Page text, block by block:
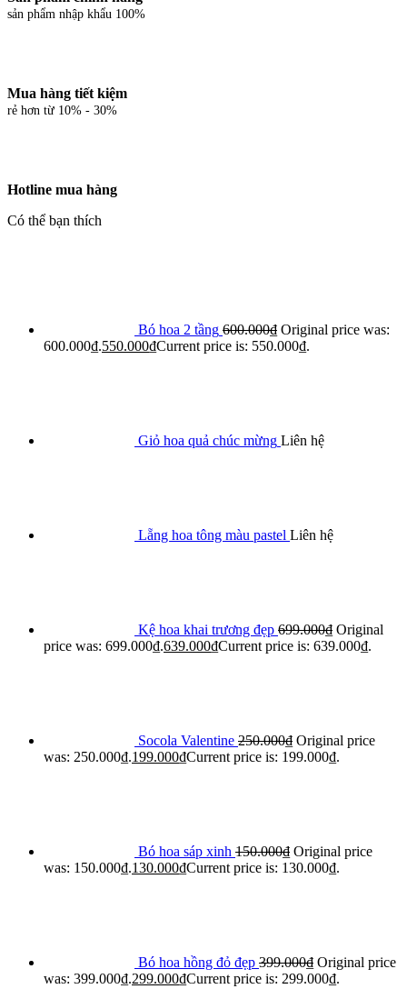
sản phẩm nhập khẩu 100%
Mua hàng tiết kiệm
rẻ hơn từ 10% - 30%
Hotline mua hàng
Có thể bạn thích
Bó hoa 2 tầng 600.000₫ Original price was:
600.000₫.550.000₫Current price is: 550.000₫.
Giỏ hoa quả chúc mừng Liên hệ
Lẵng hoa tông màu pastel Liên hệ
Kệ hoa khai trương đẹp 699.000₫ Original
price was: 699.000₫.639.000₫Current price is: 639.000₫.
Socola Valentine 250.000₫ Original price
was: 250.000₫.199.000₫Current price is: 199.000₫.
Bó hoa sáp xinh 150.000₫ Original price
was: 150.000₫.130.000₫Current price is: 130.000₫.
Bó hoa hồng đỏ đẹp 399.000₫ Original price
was: 399.000₫.299.000₫Current price is: 299.000₫.